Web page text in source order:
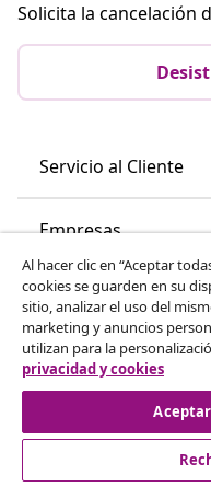
Solicita la cancelación
Servicio al Cliente
Empresas
vidaXL
Descubre mas
Al hacer clic en “Aceptar
cookies se guarden en su
sitio, analizar el uso del
marketing y anuncios
utilizan para la
privacidad y cookies